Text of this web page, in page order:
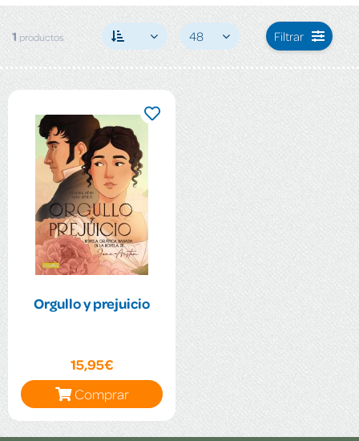
1 productos 48 Filtrar
Orgullo y prejuicio
15,95€
Comprar